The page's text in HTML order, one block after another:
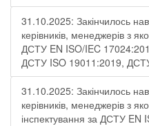
31.10.2025: Закінчилось
керівників, менеджерів з
ДСТУ EN ISO/IEC
ДСТУ ISO 19011:2019,
31.10.2025: Закінчилось
керівників, менеджерів з
інспектування за ДСТУ EN